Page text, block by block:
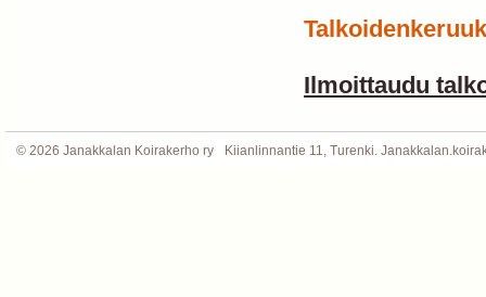
Ilmoittaudu
© 2026 Janakkalan Koirakerho ry Kiianlinnantie 11, Turenki.